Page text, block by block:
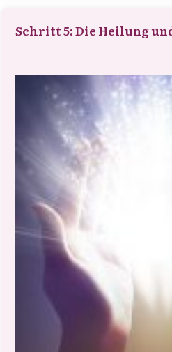
Schritt 5: Die Heilung